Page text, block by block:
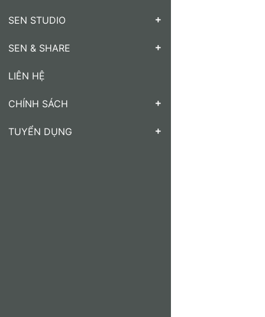
SEN STUDIO
SEN & SHARE
LIÊN HỆ
CHÍNH SÁCH
TUYỂN DỤNG